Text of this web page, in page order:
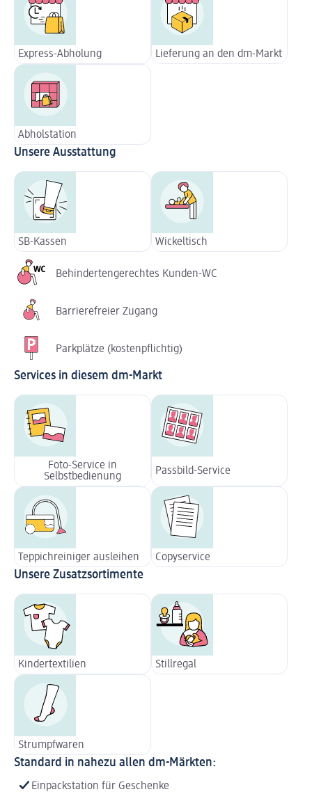
Express-Abholung Lieferung an den dm-Markt
Abholstation
Unsere Ausstattung
SB-Kassen Wickeltisch
Behindertengerechtes Kunden-WC
Barrierefreier Zugang
Parkplätze (kostenpflichtig)
Services in diesem dm-Markt
Foto-Service in
Selbstbedienung
Passbild-Service
Teppichreiniger ausleihen Copyservice
Unsere Zusatzsortimente
Kindertextilien Stillregal
Strumpfwaren
Standard in nahezu allen dm-Märkten:
Einpackstation für Geschenke